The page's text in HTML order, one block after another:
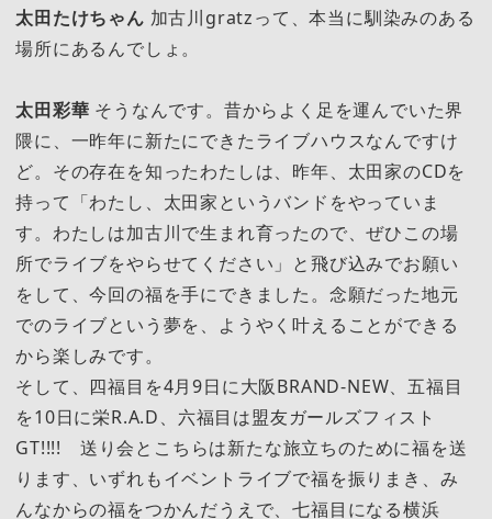
太田たけちゃん 加古川gratzって、本当に馴染みのある
場所にあるんでしょ。
太田彩華 そうなんです。昔からよく足を運んでいた界
隈に、一昨年に新たにできたライブハウスなんですけ
ど。その存在を知ったわたしは、昨年、太田家のCDを
持って「わたし、太田家というバンドをやっていま
す。わたしは加古川で生まれ育ったので、ぜひこの場
所でライブをやらせてください」と飛び込みでお願い
をして、今回の福を手にできました。念願だった地元
でのライブという夢を、ようやく叶えることができる
から楽しみです。
そして、四福目を4月9日に大阪BRAND-NEW、五福目
を10日に栄R.A.D、六福目は盟友ガールズフィスト
GT!!!! 送り会とこちらは新たな旅立ちのために福を送
ります、いずれもイベントライブで福を振りまき、み
んなからの福をつかんだうえで、七福目になる横浜